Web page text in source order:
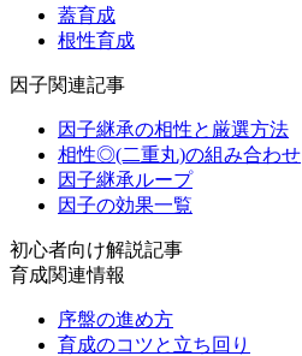
蓋育成
根性育成
因子関連記事
因子継承の相性と厳選方法
相性◎(二重丸)の組み合わせ
因子継承ループ
因子の効果一覧
初心者向け解説記事
育成関連情報
序盤の進め方
育成のコツと立ち回り